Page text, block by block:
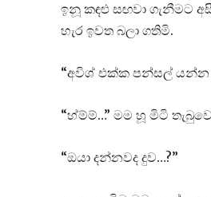
ඉනූ කඳළු සඟවා ගැනීමට
හැර ඉවත බලා ගතිමි.
“අවිශ් එක්ක පන්සල් යන්න
“හ්ම්ම්…” මම හූ මිටි
“ඔයා දන්නවද දුව…?”